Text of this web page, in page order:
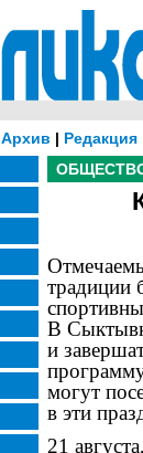
Архив | Редакция
традиции
В
и
могут
в эти
21